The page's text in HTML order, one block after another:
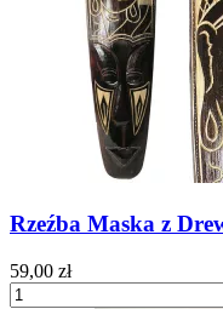
Rzeźba Maska z
59,00 zł